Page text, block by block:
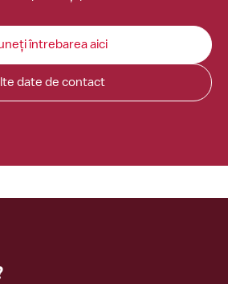
întrebarea aici
date de contact